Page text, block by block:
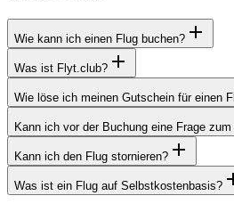
Wie kann ich einen Flug buchen?
Was ist Flyt.club?
Wie löse ich meinen Gutschein für einen
Kann ich vor der Buchung eine Frage
Kann ich den Flug stornieren?
Was ist ein Flug auf Selbstkostenbasis?